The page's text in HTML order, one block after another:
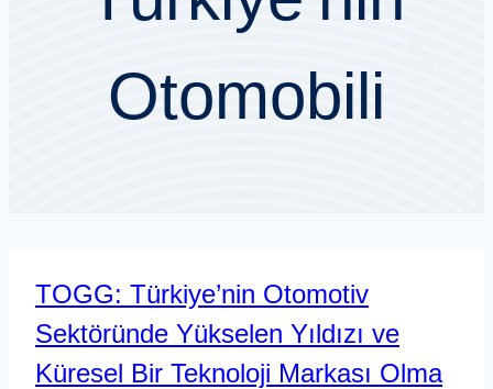
Otomobili
TOGG: Türkiye’nin Otomotiv
Sektöründe Yükselen Yıldızı ve
Küresel Bir Teknoloji Markası Olma